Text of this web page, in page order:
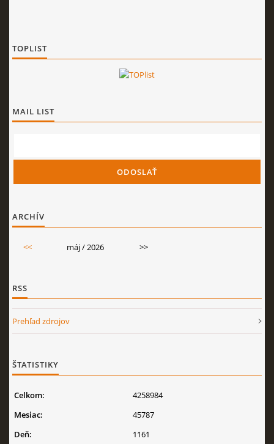
TOPLIST
MAIL LIST
ARCHÍV
<< máj / 2026 >>
RSS
Prehľad zdrojov
ŠTATISTIKY
Celkom:
4258984
Mesiac:
45787
Deň:
1161